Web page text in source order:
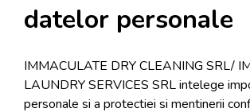
Curățătorie haine & țesături
Comodat textile
datelor personale
IMMACULATE DRY CLEANING SRL/
LAUNDRY SERVICES SRL intelege
personale si a protectiei si mentinerii